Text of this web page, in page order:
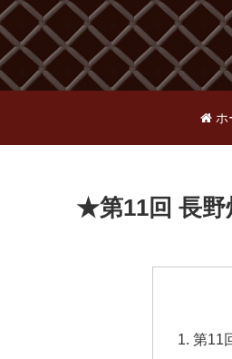
ホ
★第11回 長野
第11